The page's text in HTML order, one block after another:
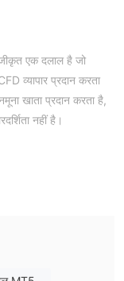
एक दलाल है जो
व्यापार प्रदान करता
खाता प्रदान करता है,
नहीं है।
प्राधिकरण की कमी है।
के लिए ऑनलाइन होने